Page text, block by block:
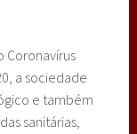
Coronavírus
a sociedade
e também
sanitárias,